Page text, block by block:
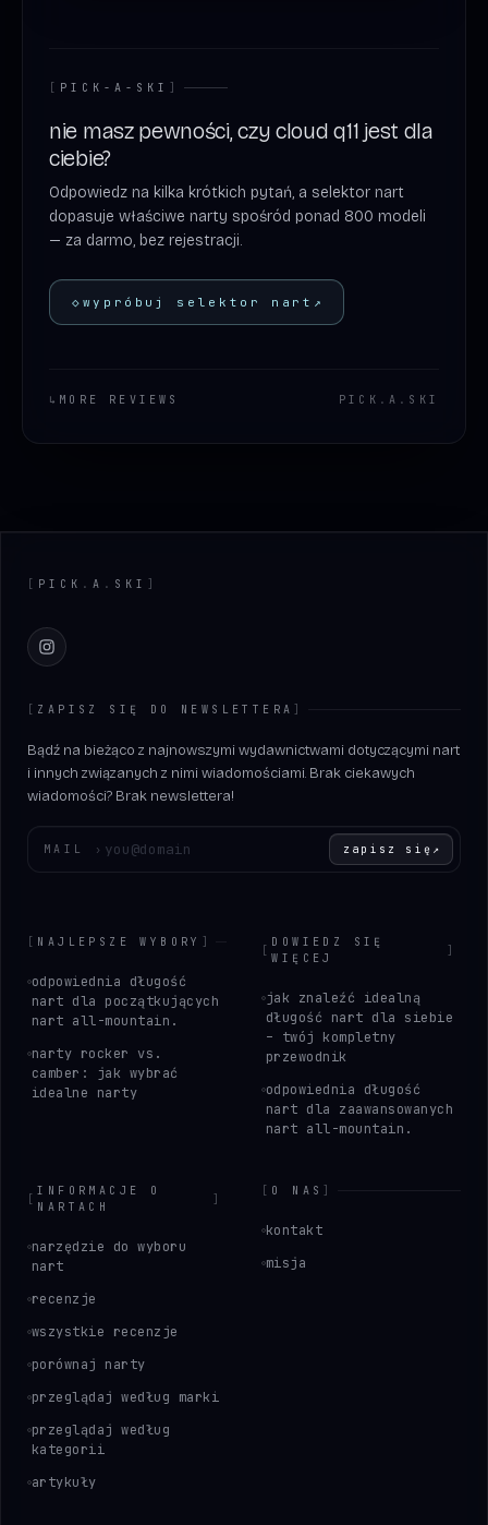
[ PICK-A-SKI ]
nie masz pewności, czy cloud q11 jest dla
ciebie?
Odpowiedz na kilka krótkich pytań, a selektor nart
dopasuje właściwe narty spośród ponad 800 modeli
— za darmo, bez rejestracji.
◇ wypróbuj selektor nart ↗
↳ MORE REVIEWS PICK . A . SKI
[ PICK . A . SKI ]
Instagram
[ ZAPISZ SIĘ DO NEWSLETTERA ]
Bądź na bieżąco z najnowszymi wydawnictwami dotyczącymi nart
i innych związanych z nimi wiadomościami. Brak ciekawych
wiadomości? Brak newslettera!
MAIL › zapisz się ↗
[ NAJLEPSZE WYBORY ]
odpowiednia długość
nart dla początkujących
nart all-mountain.
narty rocker vs.
camber: jak wybrać
idealne narty
[
DOWIEDZ SIĘ
WIĘCEJ
]
jak znaleźć idealną
długość nart dla siebie
– twój kompletny
przewodnik
odpowiednia długość
nart dla zaawansowanych
nart all-mountain.
[
INFORMACJE O
NARTACH
]
narzędzie do wyboru
nart
recenzje
wszystkie recenzje
porównaj narty
przeglądaj według marki
przeglądaj według
kategorii
artykuły
[ O NAS ]
kontakt
misja